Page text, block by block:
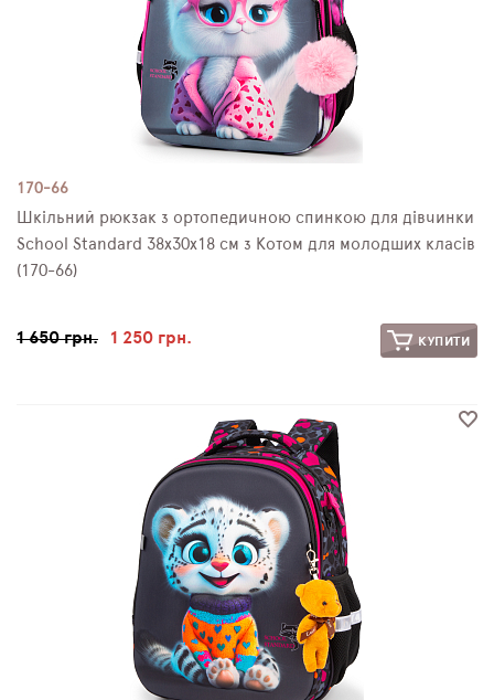
170-66
Шкільний рюкзак з ортопедичною спинкою для дівчинки
School Standard 38х30х18 см з Котом для молодших класів
(170-66)
1 650 грн. 1 250 грн. КУПИТИ